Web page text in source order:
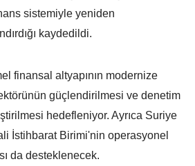
sistemiyle yeniden
kaydedildi.
finansal altyapının modernize
güçlendirilmesi ve denetim
hedefleniyor. Ayrıca Suriye
İstihbarat Birimi'nin operasyonel
da desteklenecek.